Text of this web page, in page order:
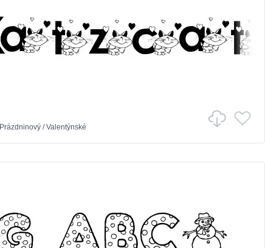
Prázdninový/Valentýnské